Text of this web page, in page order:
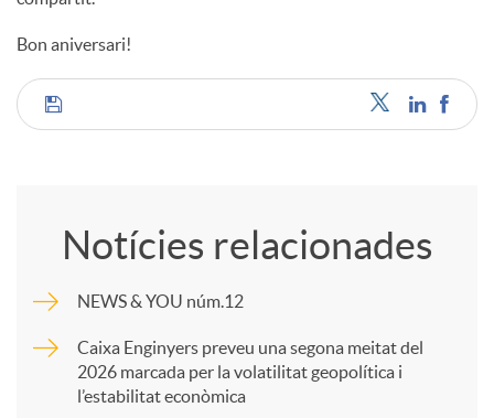
Bon aniversari!
C
p
Notícies relacionades
NEWS & YOU núm.12
Caixa Enginyers preveu una segona meitat del
2026 marcada per la volatilitat geopolítica i
l’estabilitat econòmica